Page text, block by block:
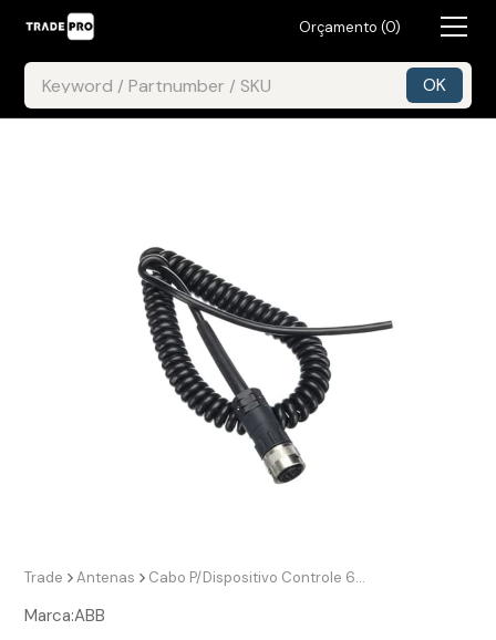
Orçamento (0)
Trade Antenas Cabo P/Dispositivo Controle 6M Jshd4 HK60S4 - ABB 2TLA020003R3600
Marca:ABB